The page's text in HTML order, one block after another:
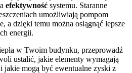
efektywność systemu. Staranne
umożliwiają pompom
a dzięki temu można osiągnąć lepsze
energii.
w Twoim budynku, przeprowadź
ustalić, jakie elementy wymagają
mogą być ewentualne zyski z